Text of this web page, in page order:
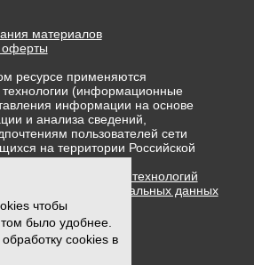
материалов
оферты
ресурсе применяются
(информационные
информации на основе
и анализа сведений,
пользователей сети
на территории Российской
рекомендательных технологий
обработки персональных данных
файлов cookie
чтобы
было удобнее.
cookies в